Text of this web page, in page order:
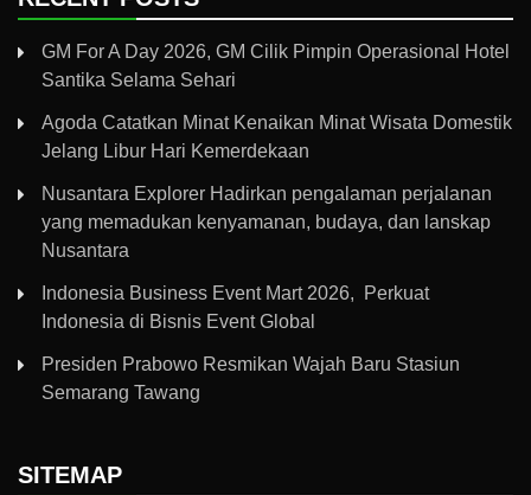
GM For A Day 2026, GM Cilik Pimpin Operasional Hotel
Santika Selama Sehari
Agoda Catatkan Minat Kenaikan Minat Wisata Domestik
Jelang Libur Hari Kemerdekaan
Nusantara Explorer Hadirkan pengalaman perjalanan
yang memadukan kenyamanan, budaya, dan lanskap
Nusantara
Indonesia Business Event Mart 2026, Perkuat
Indonesia di Bisnis Event Global
Presiden Prabowo Resmikan Wajah Baru Stasiun
Semarang Tawang
SITEMAP